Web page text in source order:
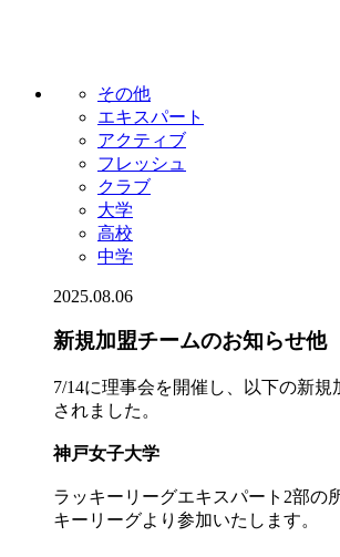
その他
エキスパート
アクティブ
フレッシュ
クラブ
大学
高校
中学
2025.08.06
新規加盟チームのお知らせ他
7/14に理事会を開催し、以下の新規
されました。
神戸女子大学
ラッキーリーグエキスパート2部の
キーリーグより参加いたします。